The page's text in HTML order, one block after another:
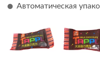
Автоматическая